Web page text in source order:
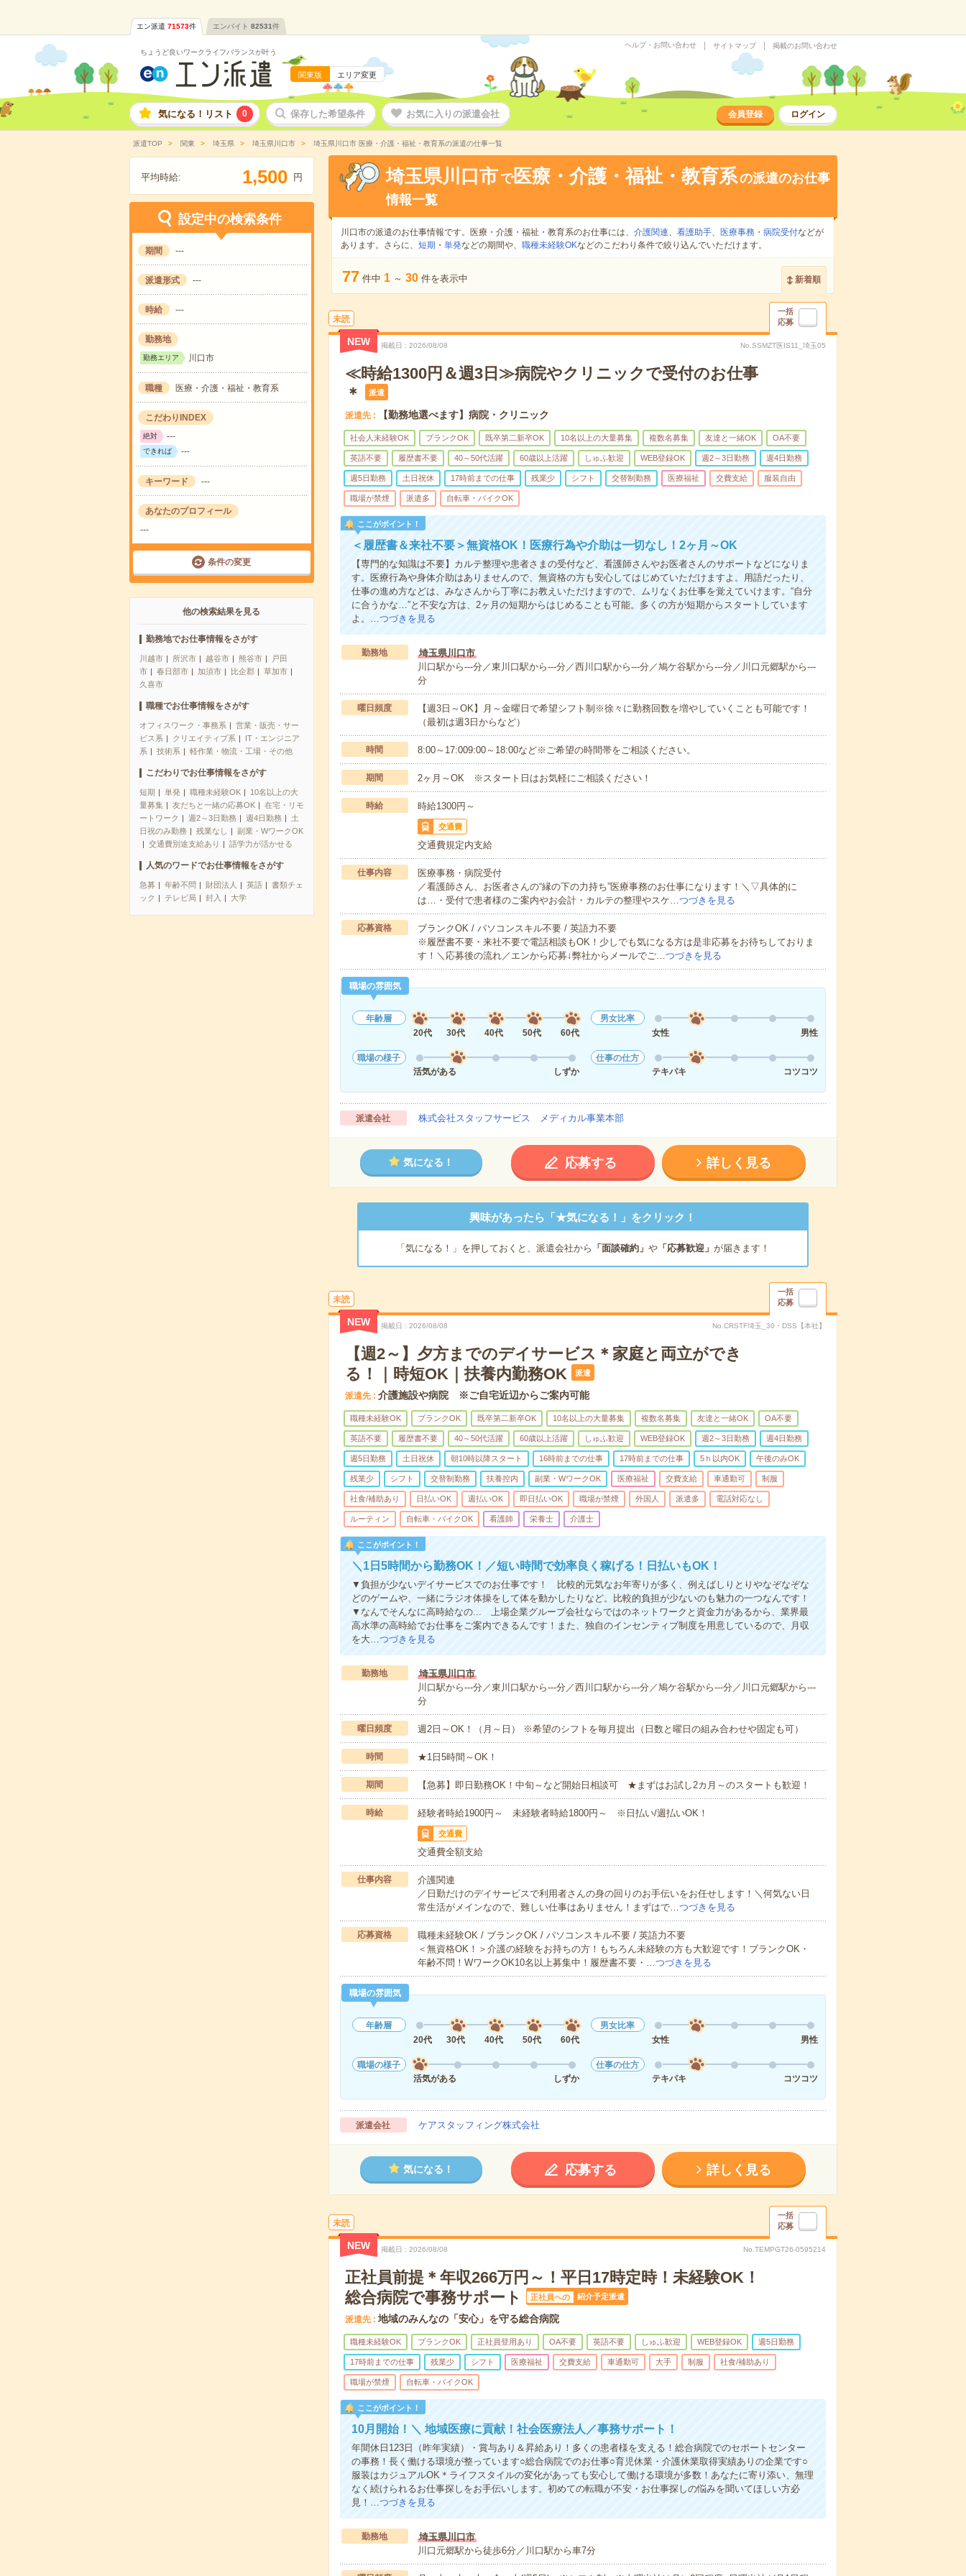
エン派遣 71573件 エンバイト 82531件
ちょうど良いワークライフバランスが叶う
関東版 エリア変更
ヘルプ・お問い合わせ サイトマップ 掲載のお問い合わせ
気になる！リスト 0 保存した希望条件 お気に入りの派遣会社 会員登録 ログイン
派遣TOP 関東 埼玉県 埼玉県川口市 埼玉県川口市 医療・介護・福祉・教育系の派遣の仕事一覧
平均時給: 1,500 円
設定中の検索条件
期間 ---
派遣形式 ---
時給 ---
勤務地
勤務エリア 川口市
職種 医療・介護・福祉・教育系
こだわりINDEX
絶対 ---
できれば ---
キーワード ---
あなたのプロフィール
---
条件の変更
他の検索結果を見る
勤務地でお仕事情報をさがす
川越市 所沢市 越谷市 熊谷市
戸田
市
春日部市 加須市 比企郡
草加市
久喜市
職種でお仕事情報をさがす
オフィスワーク・事務系
営業・販売・サー
ビス系
クリエイティブ系
IT・エンジニア
系
技術系 軽作業・物流・工場・その他
こだわりでお仕事情報をさがす
短期 単発 職種未経験OK
10名以上の大
量募集
友だちと一緒の応募OK
在宅・リモ
ートワーク
週2～3日勤務 週4日勤務
土
日祝のみ勤務
残業なし
副業・WワークOK
交通費別途支給あり
語学力が活かせる
人気のワードでお仕事情報をさがす
急募 年齢不問 財団法人 英語
書類チェ
ック
テレビ局 封入 大学
埼玉県川口市 で医療・介護・福祉・教育系の派遣のお仕事
情報一覧
川口市の派遣のお仕事情報です。医療・介護・福祉・教育系のお仕事には、 介護関連、 看護助手、 医療事務・病院受付などが
あります。さらに、 短期 ・ 単発などの期間や、 職種未経験OKなどのこだわり条件で絞り込んでいただけます。
77 件中 1 ～ 30 件を表示中 新着順
未読
一括
応募
NEW 掲載日 2026/08/08 No.SSMZT医IS11_埼玉05
≪時給1300円＆週3日≫病院やクリニックで受付のお仕事
＊
派遣
派遣先 【勤務地選べます】病院・クリニック
社会人未経験OK ブランクOK 既卒第二新卒OK 10名以上の大量募集 複数名募集 友達と一緒OK OA不要
英語不要 履歴書不要 40～50代活躍 60歳以上活躍 しゅふ歓迎 WEB登録OK 週2～3日勤務 週4日勤務
週5日勤務 土日祝休 17時前までの仕事 残業少 シフト 交替制勤務 医療福祉 交費支給 服装自由
職場が禁煙 派遣多 自転車・バイクOK
ここがポイント！
＜履歴書＆来社不要＞無資格OK！医療行為や介助は一切なし！2ヶ月～OK
【専門的な知識は不要】カルテ整理や患者さまの受付など、看護師さんやお医者さんのサポートなどになりま
す。医療行為や身体介助はありませんので、無資格の方も安心してはじめていただけますよ。用語だったり、
仕事の進め方などは、みなさんから丁寧にお教えいただけますので、ムリなくお仕事を覚えていけます。“自分
に合うかな…”と不安な方は、2ヶ月の短期からはじめることも可能。多くの方が短期からスタートしています
よ。…つづきを見る
勤務地
埼玉県川口市
川口駅から---分／東川口駅から---分／西川口駅から---分／鳩ケ谷駅から---分／川口元郷駅から---
分
曜日頻度
【週3日～OK】月～金曜日で希望シフト制※徐々に勤務回数を増やしていくことも可能です！
（最初は週3日からなど）
時間 8:00～17:009:00～18:00など※ご希望の時間帯をご相談ください。
期間 2ヶ月～OK ※スタート日はお気軽にご相談ください！
時給 時給1300円～
交通費
交通費規定内支給
仕事内容
医療事務・病院受付
／看護師さん、お医者さんの“縁の下の力持ち”医療事務のお仕事になります！＼▽具体的に
は…・受付で患者様のご案内やお会計・カルテの整理やスケ…つづきを見る
応募資格
ブランクOK / パソコンスキル不要 / 英語力不要
※履歴書不要・来社不要で電話相談もOK！少しでも気になる方は是非応募をお待ちしておりま
す！＼応募後の流れ／エンから応募↓弊社からメールでご…つづきを見る
職場の雰囲気
年齢層
20代
30代 40代 50代 60代
男女比率
女性
男性
職場の様子
活気がある
しずか
仕事の仕方
テキパキ
コツコツ
派遣会社 株式会社スタッフサービス メディカル事業本部
気になる！ 応募する 詳しく見る
興味があったら「★気になる！」をクリック！
「気になる！」を押しておくと、派遣会社から 「面談確約」 や「応募歓迎」 が届きます！
未読
一括
応募
NEW 掲載日 2026/08/08 No.CRSTF埼玉_30・DSS【本社】
【週2～】夕方までのデイサービス＊家庭と両立ができ
る！｜時短OK｜扶養内勤務OK
派遣
派遣先 介護施設や病院 ※ご自宅近辺からご案内可能
職種未経験OK ブランクOK 既卒第二新卒OK 10名以上の大量募集 複数名募集 友達と一緒OK OA不要
英語不要 履歴書不要 40～50代活躍 60歳以上活躍 しゅふ歓迎 WEB登録OK 週2～3日勤務 週4日勤務
週5日勤務 土日祝休 朝10時以降スタート 16時前までの仕事 17時前までの仕事 5ｈ以内OK 午後のみOK
残業少 シフト 交替制勤務 扶養控内 副業・WワークOK 医療福祉 交費支給 車通勤可 制服
社食/補助あり 日払いOK 週払いOK 即日払いOK 職場が禁煙 外国人 派遣多 電話対応なし
ルーティン 自転車・バイクOK 看護師 栄養士 介護士
ここがポイント！
＼1日5時間から勤務OK！／短い時間で効率良く稼げる！日払いもOK！
▼負担が少ないデイサービスでのお仕事です！ 比較的元気なお年寄りが多く、例えばしりとりやなぞなぞな
どのゲームや、一緒にラジオ体操をして体を動かしたりなど。比較的負担が少ないのも魅力の一つなんです！
▼なんでそんなに高時給なの... 上場企業グループ会社ならではのネットワークと資金力があるから、業界最
高水準の高時給でお仕事をご案内できるんです！また、独自のインセンティブ制度を用意しているので、月収
を大…つづきを見る
勤務地
埼玉県川口市
川口駅から---分／東川口駅から---分／西川口駅から---分／鳩ケ谷駅から---分／川口元郷駅から---
分
曜日頻度 週2日～OK！（月～日） ※希望のシフトを毎月提出（日数と曜日の組み合わせや固定も可）
時間 ★1日5時間～OK！
期間 【急募】即日勤務OK！中旬～など開始日相談可 ★まずはお試し2カ月～のスタートも歓迎！
時給 経験者時給1900円～ 未経験者時給1800円～ ※日払い/週払いOK！
交通費
交通費全額支給
仕事内容
介護関連
／日勤だけのデイサービスで利用者さんの身の回りのお手伝いをお任せします！＼何気ない日
常生活がメインなので、難しい仕事はありません！まずはで…つづきを見る
応募資格
職種未経験OK / ブランクOK / パソコンスキル不要 / 英語力不要
＜無資格OK！＞介護の経験をお持ちの方！もちろん未経験の方も大歓迎です！ブランクOK・
年齢不問！WワークOK10名以上募集中！履歴書不要・…つづきを見る
職場の雰囲気
年齢層
20代
30代 40代 50代 60代
男女比率
女性
男性
職場の様子
活気がある
しずか
仕事の仕方
テキパキ
コツコツ
派遣会社 ケアスタッフィング株式会社
気になる！ 応募する 詳しく見る
未読
一括
応募
NEW 掲載日 2026/08/08 No.TEMPGT26-0595214
正社員前提＊年収266万円～！平日17時定時！未経験OK！
総合病院で事務サポート
正社員への 紹介予定派遣
派遣先 地域のみんなの「安心」を守る総合病院
職種未経験OK ブランクOK 正社員登用あり OA不要 英語不要 しゅふ歓迎 WEB登録OK 週5日勤務
17時前までの仕事 残業少 シフト 医療福祉 交費支給 車通勤可 大手 制服 社食/補助あり
職場が禁煙 自転車・バイクOK
ここがポイント！
10月開始！＼ 地域医療に貢献！社会医療法人／事務サポート！
年間休日123日（昨年実績）・賞与あり＆昇給あり！多くの患者様を支える！総合病院でのセポートセンター
の事務！長く働ける環境が整っています○総合病院でのお仕事○育児休業・介護休業取得実績ありの企業です○
服装はカジュアルOK＊ライフスタイルの変化があっても安心して働ける環境が多数！あなたに寄り添い、無理
なく続けられるお仕事探しをお手伝いします。初めての転職が不安・お仕事探しの悩みを聞いてほしい方必
見！…つづきを見る
勤務地
埼玉県川口市
川口元郷駅から徒歩6分／川口駅から車7分